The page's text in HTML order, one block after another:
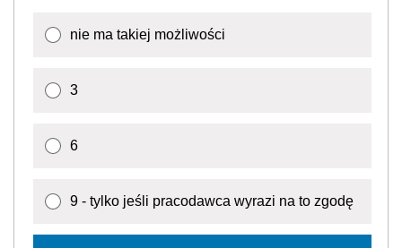
nie ma takiej możliwości
3
6
9 - tylko jeśli pracodawca wyrazi na to zgodę